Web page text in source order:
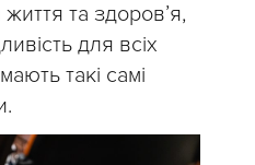
та здоров’я,
для всіх
такі самі